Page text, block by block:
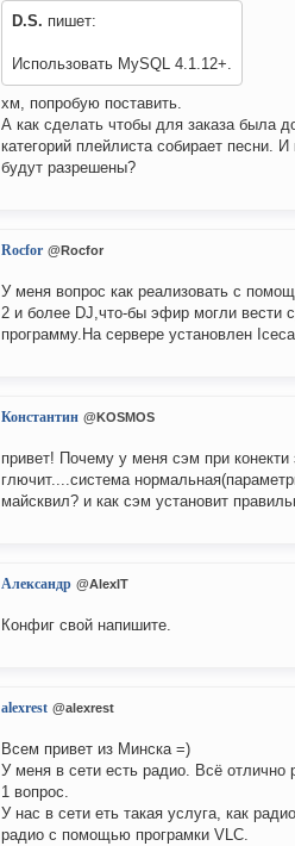
D.S. пишет:
Использовать MySQL 4.1.12+.
хм, попробую поставить.
А как сделать чтобы для заказа была
категорий плейлиста собирает песни.
будут разрешены?
Rocfor @Rocfor
У меня вопрос как реализовать с
2 и более DJ,что-бы эфир могли вести
программу.На сервере установлен
Константин @KOSMOS
привет! Почему у меня сэм при конекти
глючит....система
майсквил? и как сэм установит
Александр @AlexIT
Конфиг свой напишите.
alexrest @alexrest
Всем привет из Минска =)
У меня в сети есть радио. Всё отлично
1 вопрос.
У нас в сети еть такая услуга, как
радио с помощью програмки VLC.